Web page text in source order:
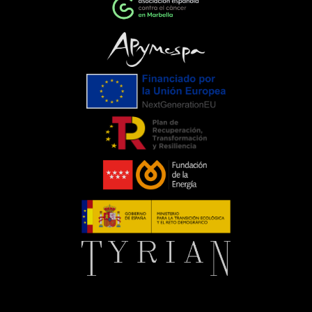
ponen de manifiesto el importante
papel que pueden desempeñar las
empresas cuando unen esfuerzos en
torno a una causa común. La
colaboración entre entidades,
organizaciones y ciudadanía demuestra
que, trabajando juntos, es posible
generar un impacto que trasciende el
propio evento.Para C. de Salamanca,
participar en esta iniciativa supone
renovar nuestro compromiso con
aquellas acciones que mejoran la vida
de las personas y apoyan el trabajo de
entidades que, como la Asociación